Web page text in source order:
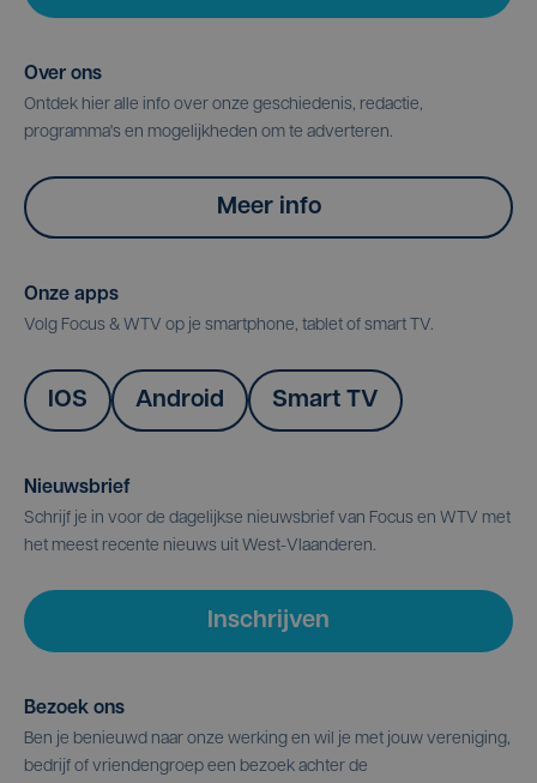
Over ons
Ontdek hier alle info over onze geschiedenis, redactie,
programma's en mogelijkheden om te adverteren.
Meer info
Onze apps
Volg Focus & WTV op je smartphone, tablet of smart TV.
IOS Android Smart TV
Nieuwsbrief
Schrijf je in voor de dagelijkse nieuwsbrief van Focus en WTV met
het meest recente nieuws uit West-Vlaanderen.
Inschrijven
Bezoek ons
Ben je benieuwd naar onze werking en wil je met jouw vereniging,
bedrijf of vriendengroep een bezoek achter de